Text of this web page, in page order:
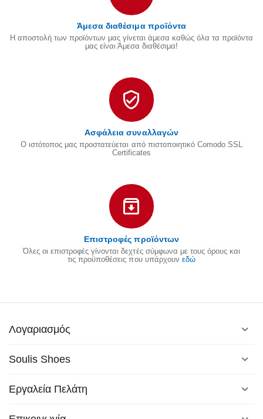
Άμεσα διαθέσιμα προϊόντα
Η αποστολή των προϊόντων μας γίνεται άμεσα καθώς όλα τα προϊόντα
μας είναι Άμεσα διαθέσιμα!
Ασφάλεια συναλλαγών
Ο ιστότοπος μας προστατεύεται από πιστοποιητικό Comodo SSL
Certificates
Επιστροφές προϊόντων
Όλες οι επιστροφές γίνονται δεχτές σύμφωνα με τους όρους και
τις προϋποθέσεις που υπάρχουν εδώ
Λογαριασμός
Soulis Shoes
Εργαλεία Πελάτη